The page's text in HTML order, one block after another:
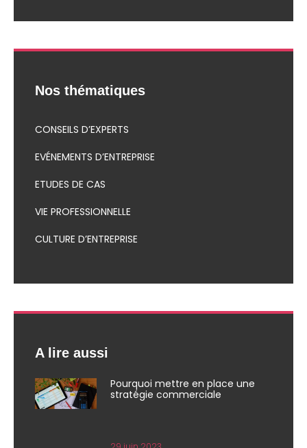
Nos thématiques
CONSEILS D’EXPERTS
EVÉNEMENTS D’ENTREPRISE
ETUDES DE CAS
VIE PROFESSIONNELLE
CULTURE D’ENTREPRISE
A lire aussi
Pourquoi mettre en place une
stratégie commerciale